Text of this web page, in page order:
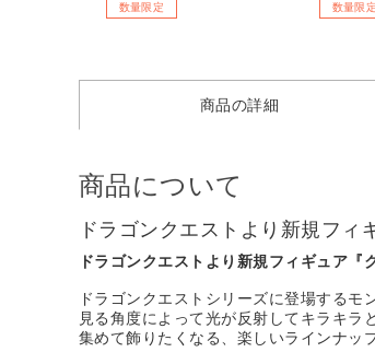
数量限定 数量限定
商品の詳細
商品について
ドラゴンクエストより新規フィ
ドラゴンクエストより新規フィギュア『
ドラゴンクエストシリーズに登場するモ
見る角度によって光が反射してキラキラ
集めて飾りたくなる、楽しいラインナッ